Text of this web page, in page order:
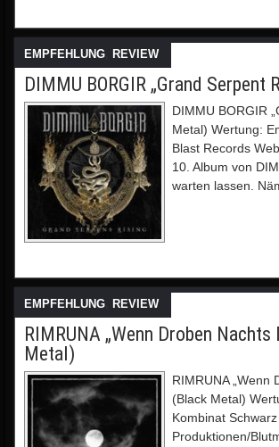
EMPFEHLUNG REVIEW
DIMMU BORGIR „Grand
DIMMU BORGIR
Metal) Wertung:
Blast Records
10. Album von
warten lassen.
EMPFEHLUNG REVIEW
RIMRUNA „Wenn Droben
Metal)
RIMRUNA „Wenn
(Black Metal)
Kombinat
Produktionen/